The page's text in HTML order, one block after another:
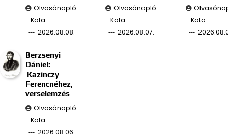
Olvasónapló
- Kata
2026.08.08.
Olvasónapló
- Kata
2026.08.07.
- Kata
Berzsenyi
Dániel:
Kazinczy
Ferencnéhez,
verselemzés
Olvasónapló
- Kata
2026.08.06.